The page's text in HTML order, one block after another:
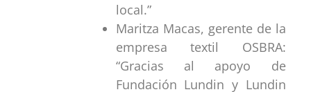
local.”
Maritza Macas, gerente de la
empresa textil OSBRA:
“Gracias al apoyo de
Fundación Lundin y Lundin